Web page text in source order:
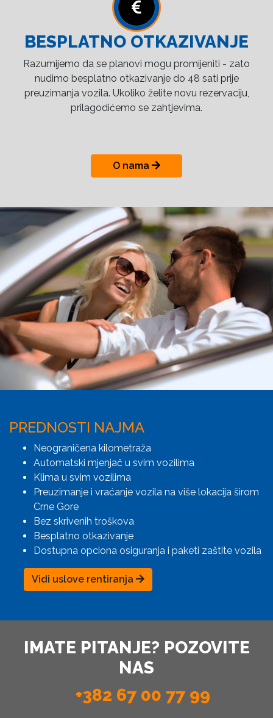
BESPLATNO OTKAZIVANJE
Razumijemo da se planovi mogu promijeniti - zato
nudimo besplatno otkazivanje do 48 sati prije
preuzimanja vozila. Ukoliko želite novu rezervaciju,
prilagodićemo se zahtjevima.
O nama
PREDNOSTI NAJMA
Neograničena kilometraža
Automatski mjenjač u svim vozilima
Klima u svim vozilima
Preuzimanje i vraćanje vozila na više lokacija širom
Crne Gore
Bez skrivenih troškova
Besplatno otkazivanje
Dostupna opciona osiguranja i paketi zaštite vozila
Vidi uslove rentiranja
IMATE PITANJE? POZOVITE
NAS
+382 67 00 77 99